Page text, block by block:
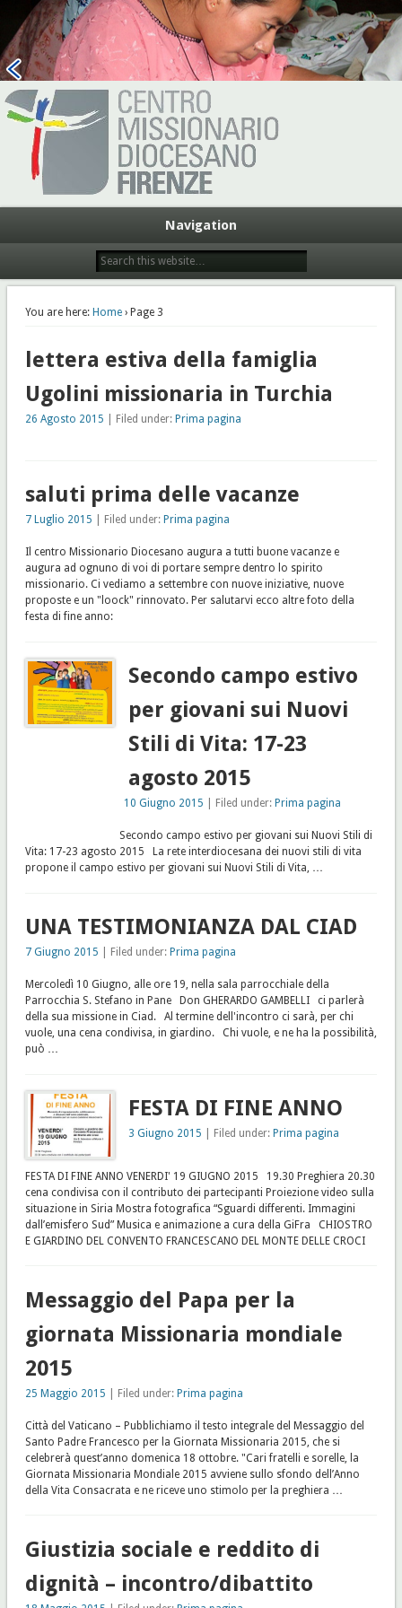
Centro Missionario Diocesano
Firenze
Navigation
You are here: Home› Page 3
lettera estiva della famiglia
Ugolini missionaria in Turchia
26 Agosto 2015 | Filed under: Prima pagina
saluti prima delle vacanze
7 Luglio 2015 | Filed under: Prima pagina
Il centro Missionario Diocesano augura a tutti buone vacanze e
augura ad ognuno di voi di portare sempre dentro lo spirito
missionario. Ci vediamo a settembre con nuove iniziative, nuove
proposte e un "loock" rinnovato. Per salutarvi ecco altre foto della
festa di fine anno:
Secondo campo estivo
per giovani sui Nuovi
Stili di Vita: 17-23
agosto 2015
10 Giugno 2015 | Filed under: Prima pagina
Secondo campo estivo per giovani sui Nuovi Stili di
Vita: 17-23 agosto 2015 La rete interdiocesana dei nuovi stili di vita
propone il campo estivo per giovani sui Nuovi Stili di Vita, …
UNA TESTIMONIANZA DAL CIAD
7 Giugno 2015 | Filed under: Prima pagina
Mercoledì 10 Giugno, alle ore 19, nella sala parrocchiale della
Parrocchia S. Stefano in Pane Don GHERARDO GAMBELLI ci parlerà
della sua missione in Ciad. Al termine dell'incontro ci sarà, per chi
vuole, una cena condivisa, in giardino. Chi vuole, e ne ha la possibilità,
può …
FESTA DI FINE ANNO
3 Giugno 2015 | Filed under: Prima pagina
FESTA DI FINE ANNO VENERDI' 19 GIUGNO 2015 19.30 Preghiera 20.30
cena condivisa con il contributo dei partecipanti Proiezione video sulla
situazione in Siria Mostra fotografica “Sguardi differenti. Immagini
dall’emisfero Sud” Musica e animazione a cura della GiFra CHIOSTRO
E GIARDINO DEL CONVENTO FRANCESCANO DEL MONTE DELLE CROCI
Messaggio del Papa per la
giornata Missionaria mondiale
2015
25 Maggio 2015 | Filed under: Prima pagina
Città del Vaticano – Pubblichiamo il testo integrale del Messaggio del
Santo Padre Francesco per la Giornata Missionaria 2015, che si
celebrerà quest’anno domenica 18 ottobre. "Cari fratelli e sorelle, la
Giornata Missionaria Mondiale 2015 avviene sullo sfondo dell’Anno
della Vita Consacrata e ne riceve uno stimolo per la preghiera …
Giustizia sociale e reddito di
dignità – incontro/dibattito